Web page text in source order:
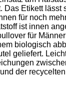
Das Etikett lässt
für noch
ist innen
für
biologisch
geliefert.
der